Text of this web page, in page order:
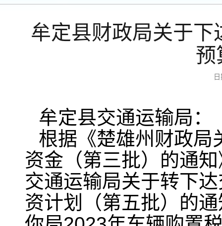
牟定县财政局关于
预
牟定县交通运输局：
根据《楚雄州财政局
资金（第三批）的通
交通运输局关于转下
资计划（第五批）的